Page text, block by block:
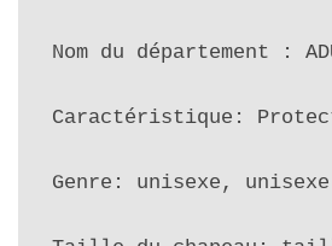
Nom du département :
Caractéristique:
Genre: unisexe, unisexe